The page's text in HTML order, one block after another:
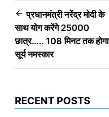
Post
navigation
प्रधानमंत्री नरेंद्र मोदी के
साथ योग करेंगे 25000
छात्र….. 108 मिनट तक होगा
सूर्य नमस्कार
RECENT POSTS